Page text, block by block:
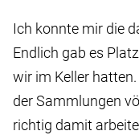
Ich konnte mir die
Endlich gab es
wir im Keller
der Sammlungen
richtig damit